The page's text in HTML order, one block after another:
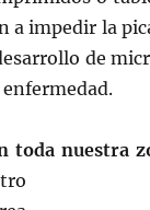
a impedir la
de
toda nuestra